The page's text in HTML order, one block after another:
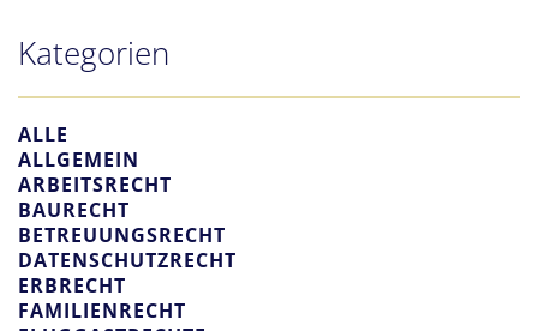
Kategorien
ALLE
ALLGEMEIN
ARBEITSRECHT
BAURECHT
BETREUUNGSRECHT
DATENSCHUTZRECHT
ERBRECHT
FAMILIENRECHT